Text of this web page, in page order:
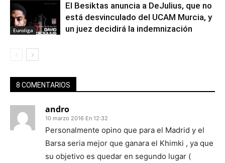
Euroliga
El Besiktas anuncia a DeJulius, que no
está desvinculado del UCAM Murcia, y
un juez decidirá la indemnización
8 COMENTARIOS
andro
10 marzo 2016 En 12:32
Personalmente opino que para el Madrid y el
Barsa seria mejor que ganara el Khimki , ya que
su objetivo es quedar en segundo lugar (